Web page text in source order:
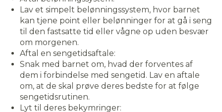
Lav et simpelt belønningssystem, hvor barnet
kan tjene point eller belønninger for at gå i seng
til den fastsatte tid eller vågne op uden besvær
om morgenen.
Aftal en sengetidsaftale:
Snak med barnet om, hvad der forventes af
dem i forbindelse med sengetid. Lav en aftale
om, at de skal prøve deres bedste for at følge
sengetidsrutinen.
Lyt til deres bekymringer: